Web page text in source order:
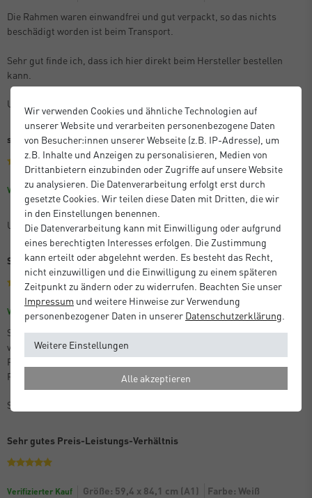
Die Rahmen waren einwandfrei und gut verpackt, so das nichts
beschädigt worden ist beim Transport.
Sehr gut finde ich, dass ich hier direkt beim Hersteller bestellen
kann.
Unbekannt
sehr gute Qualität, zuverlässige Lieferung!
Verifizierter Kauf Größe: 60 x 80 cm Farbe: Eiche
Unbekannt
Sehr gutes Preis-Leistungs-Verhältnis
Verifizierter Kauf Größe: 59,4 x 84,1 cm (A1)
Farbe: Schwarz
Stoßkanten an den Ecken sind sehr klein und der Spalt zwischen den
vier Rahmenteilen kaum erkennbar, die Breite und Tiefe des
Rahmenholzes sehen edel aus.
Rahmen sind sehr sicher verpackt beim Versand.
Simon
Sehr gutes Preis-Leistungs-Verhältnis
Verifizierter Kauf Größe: 59,4 x 84,1 cm (A1)
Farbe: Weiß
Wir verwenden Cookies und ähnliche Technologien auf
unserer Website und verarbeiten personenbezogene Daten
von Besucher:innen unserer Webseite (z.B. IP-Adresse), um
z.B. Inhalte und Anzeigen zu personalisieren, Medien von
Drittanbietern einzubinden oder Zugriffe auf unsere Website
zu analysieren. Die Datenverarbeitung erfolgt erst durch
gesetzte Cookies. Wir teilen diese Daten mit Dritten, die wir
in den Einstellungen benennen.
Die Datenverarbeitung kann mit Einwilligung oder aufgrund
eines berechtigten Interesses erfolgen. Die Zustimmung
kann erteilt oder abgelehnt werden. Es besteht das Recht,
nicht einzuwilligen und die Einwilligung zu einem späteren
Zeitpunkt zu ändern oder zu widerrufen. Beachten Sie unser
Impressum und weitere Hinweise zur Verwendung
personenbezogener Daten in unserer Daten­schutz­erklärung
Weitere Einstellungen
Alle akzeptieren